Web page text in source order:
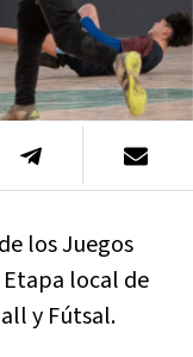
los Juegos
Etapa local de
y Fútsal.